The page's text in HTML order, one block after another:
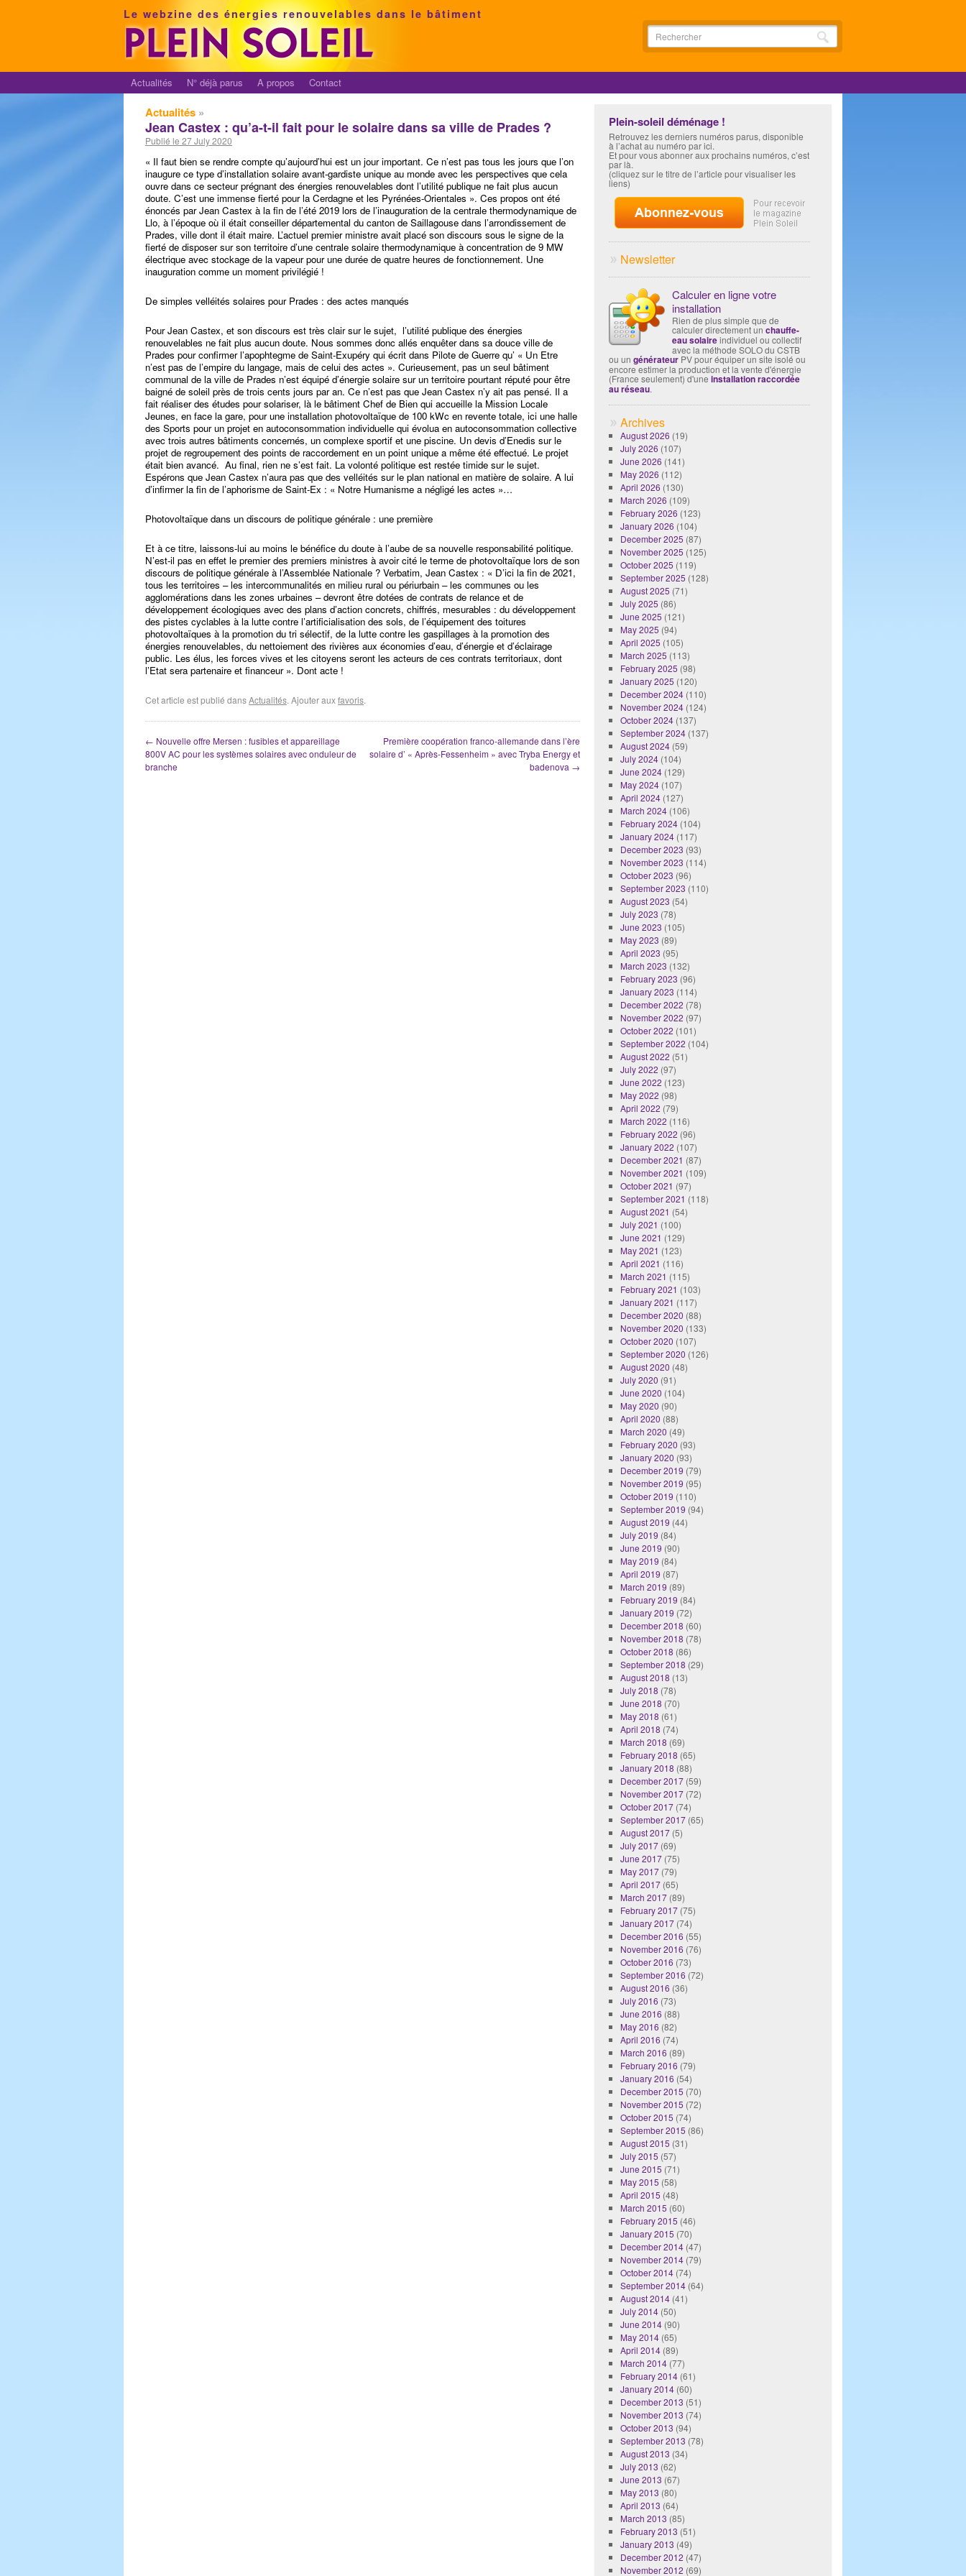
Le webzine des énergies renouvelables dans le bâtiment
Actualités N° déjà parus A propos Contact
Actualités »
Jean Castex : qu’a-t-il fait pour le solaire dans sa ville de Prades ?
Publié le 27 July 2020
« Il faut bien se rendre compte qu’aujourd’hui est un jour important. Ce n’est pas tous les jours que l’on
inaugure ce type d’installation solaire avant-gardiste unique au monde avec les perspectives que cela
ouvre dans ce secteur prégnant des énergies renouvelables dont l’utilité publique ne fait plus aucun
doute. C’est une immense fierté pour la Cerdagne et les Pyrénées-Orientales ». Ces propos ont été
énoncés par Jean Castex à la fin de l’été 2019 lors de l’inauguration de la centrale thermodynamique de
Llo, à l’époque où il était conseiller départemental du canton de Saillagouse dans l’arrondissement de
Prades, ville dont il était maire. L’actuel premier ministre avait placé son discours sous le signe de la
fierté de disposer sur son territoire d’une centrale solaire thermodynamique à concentration de 9 MW
électrique avec stockage de la vapeur pour une durée de quatre heures de fonctionnement. Une
inauguration comme un moment privilégié !
De simples velléités solaires pour Prades : des actes manqués
Pour Jean Castex, et son discours est très clair sur le sujet, l’utilité publique des énergies
renouvelables ne fait plus aucun doute. Nous sommes donc allés enquêter dans sa douce ville de
Prades pour confirmer l’apophtegme de Saint-Exupéry qui écrit dans Pilote de Guerre qu’ « Un Etre
n’est pas de l’empire du langage, mais de celui des actes ». Curieusement, pas un seul bâtiment
communal de la ville de Prades n’est équipé d’énergie solaire sur un territoire pourtant réputé pour être
baigné de soleil près de trois cents jours par an. Ce n’est pas que Jean Castex n’y ait pas pensé. Il a
fait réaliser des études pour solariser, là le bâtiment Chef de Bien qui accueille la Mission Locale
Jeunes, en face la gare, pour une installation photovoltaïque de 100 kWc en revente totale, ici une halle
des Sports pour un projet en autoconsommation individuelle qui évolua en autoconsommation collective
avec trois autres bâtiments concernés, un complexe sportif et une piscine. Un devis d’Enedis sur le
projet de regroupement des points de raccordement en un point unique a même été effectué. Le projet
était bien avancé. Au final, rien ne s’est fait. La volonté politique est restée timide sur le sujet.
Espérons que Jean Castex n’aura pas que des velléités sur le plan national en matière de solaire. A lui
d’infirmer la fin de l’aphorisme de Saint-Ex : « Notre Humanisme a négligé les actes »…
Photovoltaïque dans un discours de politique générale : une première
Et à ce titre, laissons-lui au moins le bénéfice du doute à l’aube de sa nouvelle responsabilité politique.
N’est-il pas en effet le premier des premiers ministres à avoir cité le terme de photovoltaïque lors de son
discours de politique générale à l’Assemblée Nationale ? Verbatim, Jean Castex : « D’ici la fin de 2021,
tous les territoires – les intercommunalités en milieu rural ou périurbain – les communes ou les
agglomérations dans les zones urbaines – devront être dotées de contrats de relance et de
développement écologiques avec des plans d’action concrets, chiffrés, mesurables : du développement
des pistes cyclables à la lutte contre l’artificialisation des sols, de l’équipement des toitures
photovoltaïques à la promotion du tri sélectif, de la lutte contre les gaspillages à la promotion des
énergies renouvelables, du nettoiement des rivières aux économies d’eau, d’énergie et d’éclairage
public. Les élus, les forces vives et les citoyens seront les acteurs de ces contrats territoriaux, dont
l’Etat sera partenaire et financeur ». Dont acte !
Cet article est publié dansActualités. Ajouter auxfavoris.
← Nouvelle offre Mersen : fusibles et appareillage
800V AC pour les systèmes solaires avec onduleur de
branche
Première coopération franco-allemande dans l’ère
solaire d’ « Après-Fessenheim » avec Tryba Energy et
badenova →
Plein-soleil déménage !
Retrouvez les derniers numéros parus, disponible
à l’achat au numéro par ici.
Et pour vous abonner aux prochains numéros, c’est
par là.
(cliquez sur le titre de l’article pour visualiser les
liens)
Newsletter
Calculer en ligne votre
installation
Rien de plus simple que de
calculer directement un chauffe-
eau solaireindividuel ou collectif
avec la méthode SOLO du CSTB
ou un générateur PV pour équiper un site isolé ou
encore estimer la production et la vente d'énergie
(France seulement) d'une installation raccordée
au réseau.
Archives
August 2026 (19)
July 2026 (107)
June 2026 (141)
May 2026 (112)
April 2026 (130)
March 2026 (109)
February 2026 (123)
January 2026 (104)
December 2025 (87)
November 2025 (125)
October 2025 (119)
September 2025 (128)
August 2025 (71)
July 2025 (86)
June 2025 (121)
May 2025 (94)
April 2025 (105)
March 2025 (113)
February 2025 (98)
January 2025 (120)
December 2024(110)
November 2024(124)
October 2024(137)
September 2024(137)
August 2024(59)
July 2024(104)
June 2024(129)
May 2024(107)
April 2024(127)
March 2024(106)
February 2024(104)
January 2024(117)
December 2023 (93)
November 2023 (114)
October 2023 (96)
September 2023 (110)
August 2023 (54)
July 2023 (78)
June 2023 (105)
May 2023 (89)
April 2023 (95)
March 2023 (132)
February 2023 (96)
January 2023 (114)
December 2022 (78)
November 2022 (97)
October 2022 (101)
September 2022 (104)
August 2022 (51)
July 2022 (97)
June 2022 (123)
May 2022 (98)
April 2022 (79)
March 2022 (116)
February 2022 (96)
January 2022 (107)
December 2021 (87)
November 2021 (109)
October 2021 (97)
September 2021 (118)
August 2021 (54)
July 2021 (100)
June 2021 (129)
May 2021 (123)
April 2021 (116)
March 2021 (115)
February 2021 (103)
January 2021 (117)
December 2020 (88)
November 2020 (133)
October 2020 (107)
September 2020 (126)
August 2020 (48)
July 2020 (91)
June 2020 (104)
May 2020 (90)
April 2020 (88)
March 2020 (49)
February 2020 (93)
January 2020 (93)
December 2019 (79)
November 2019 (95)
October 2019 (110)
September 2019 (94)
August 2019 (44)
July 2019 (84)
June 2019 (90)
May 2019 (84)
April 2019 (87)
March 2019 (89)
February 2019 (84)
January 2019 (72)
December 2018 (60)
November 2018 (78)
October 2018 (86)
September 2018 (29)
August 2018 (13)
July 2018 (78)
June 2018 (70)
May 2018 (61)
April 2018 (74)
March 2018 (69)
February 2018 (65)
January 2018 (88)
December 2017(59)
November 2017(72)
October 2017(74)
September 2017(65)
August 2017(5)
July 2017(69)
June 2017(75)
May 2017(79)
April 2017(65)
March 2017(89)
February 2017(75)
January 2017(74)
December 2016 (55)
November 2016 (76)
October 2016 (73)
September 2016 (72)
August 2016 (36)
July 2016 (73)
June 2016 (88)
May 2016 (82)
April 2016 (74)
March 2016 (89)
February 2016 (79)
January 2016 (54)
December 2015 (70)
November 2015 (72)
October 2015 (74)
September 2015 (86)
August 2015 (31)
July 2015 (57)
June 2015 (71)
May 2015 (58)
April 2015 (48)
March 2015 (60)
February 2015 (46)
January 2015 (70)
December 2014(47)
November 2014(79)
October 2014(74)
September 2014(64)
August 2014(41)
July 2014(50)
June 2014(90)
May 2014(65)
April 2014(89)
March 2014(77)
February 2014(61)
January 2014(60)
December 2013 (51)
November 2013 (74)
October 2013 (94)
September 2013 (78)
August 2013 (34)
July 2013 (62)
June 2013 (67)
May 2013 (80)
April 2013 (64)
March 2013 (85)
February 2013 (51)
January 2013 (49)
December 2012 (47)
November 2012 (69)